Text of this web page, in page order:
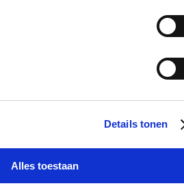
Details tonen
Alles toestaan
neemt toe: meer deelnemers
De Roo (cd&v) opvroeg bij Vlaams
(cd&v).